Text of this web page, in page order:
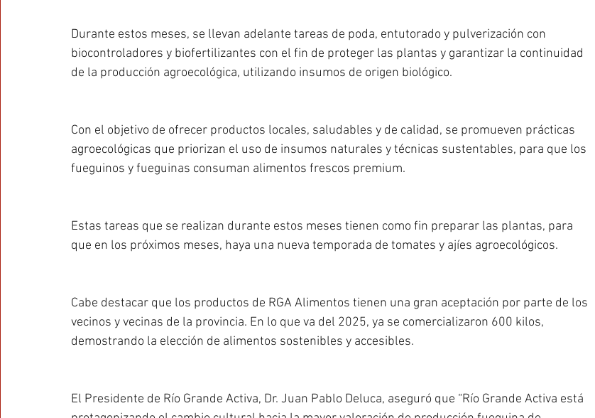
Durante estos meses, se llevan adelante tareas de poda, entutorado y pulverización con
biocontroladores y biofertilizantes con el fin de proteger las plantas y garantizar la continuidad
de la producción agroecológica, utilizando insumos de origen biológico.
Con el objetivo de ofrecer productos locales, saludables y de calidad, se promueven prácticas
agroecológicas que priorizan el uso de insumos naturales y técnicas sustentables, para que los
fueguinos y fueguinas consuman alimentos frescos premium.
Estas tareas que se realizan durante estos meses tienen como fin preparar las plantas, para
que en los próximos meses, haya una nueva temporada de tomates y ajíes agroecológicos.
Cabe destacar que los productos de RGA Alimentos tienen una gran aceptación por parte de los
vecinos y vecinas de la provincia. En lo que va del 2025, ya se comercializaron 600 kilos,
demostrando la elección de alimentos sostenibles y accesibles.
El Presidente de Río Grande Activa, Dr. Juan Pablo Deluca, aseguró que “Río Grande Activa está